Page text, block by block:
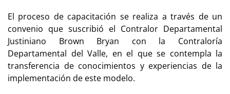
El proceso de capacitación se realiza a través de un
convenio que suscribió el Contralor Departamental
Justiniano Brown Bryan con la Contraloría
Departamental del Valle, en el que se contempla la
transferencia de conocimientos y experiencias de la
implementación de este modelo.